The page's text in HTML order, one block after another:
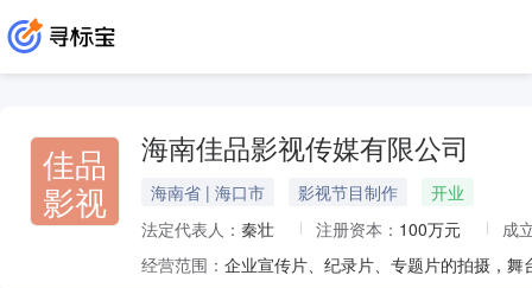
佳品
影视
海南佳品影视传媒有限公司
海南省 | 海口市 影视节目制作
开业
法定代表人： 秦壮 注册资本： 100万元
成
经营范围：